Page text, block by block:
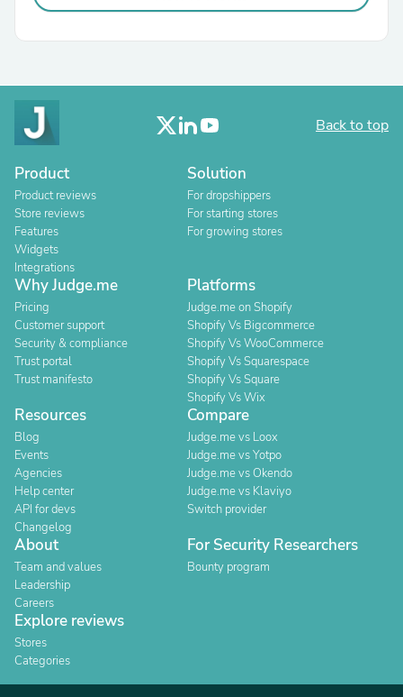
Back to top
Product
Product reviews
Store reviews
Features
Widgets
Integrations
Solution
For dropshippers
For starting stores
For growing stores
Why Judge.me
Pricing
Customer support
Security & compliance
Trust portal
Trust manifesto
Platforms
Judge.me on Shopify
Shopify Vs Bigcommerce
Shopify Vs WooCommerce
Shopify Vs Squarespace
Shopify Vs Square
Shopify Vs Wix
Resources
Blog
Events
Agencies
Help center
API for devs
Changelog
Compare
Judge.me vs Loox
Judge.me vs Yotpo
Judge.me vs Okendo
Judge.me vs Klaviyo
Switch provider
About
Team and values
Leadership
Careers
For Security Researchers
Bounty program
Explore reviews
Stores
Categories